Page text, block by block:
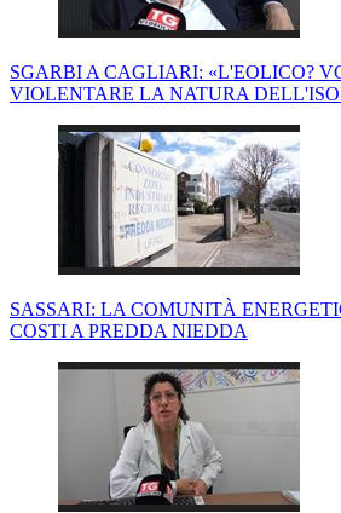
SGARBI A CAGLIARI: «L'EOLICO?
VIOLENTARE LA NATURA
SASSARI: LA COMUNITÀ
COSTI A PREDDA NIEDDA